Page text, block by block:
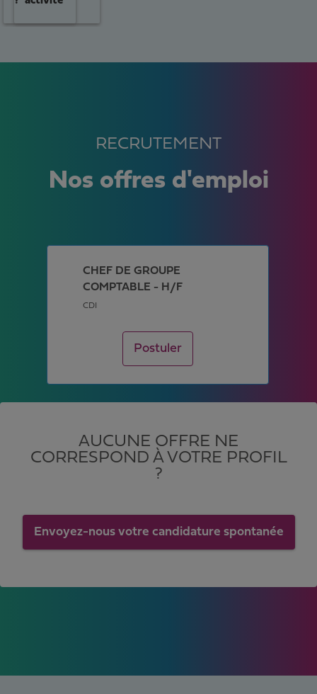
RECRUTEMENT
Nos offres d'emploi
CHEF DE GROUPE
COMPTABLE - H/F
CDI
Postuler
AUCUNE OFFRE NE
CORRESPOND À VOTRE PROFIL
?
Envoyez-nous votre candidature spontanée